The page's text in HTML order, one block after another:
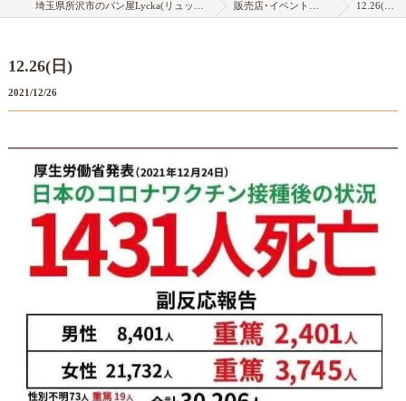
販売店･イベント情報 12.26(日)
12.26(日)
2021/12/26